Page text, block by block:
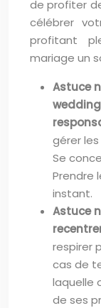
de profiter
célébrer
profitant
mariage un
Astuce
gérer
Se
Prendre
instant.
Astuce
respirer
cas de
laquelle
de ses